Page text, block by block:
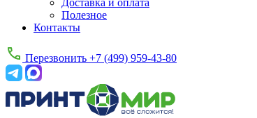
Доставка и оплата
Полезное
Контакты
Перезвонить +7 (499) 959-43-80